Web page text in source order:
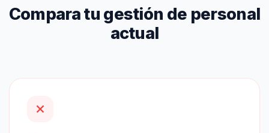
Compara tu gestión de personal
actual